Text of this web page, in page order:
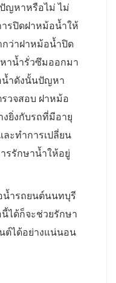
ญหาหรือไม่ ไม่
รปิดฝาหม้อน้ำให้
กว่าฝาหม้อน้ำปิด
าน้ำรั่วซึมออกมา
น้ำดังนั้นปัญหา
วจสอบ ฝาหม้อ
งยิ่งกับรถที่มีอายุ
ะทำการเปลี่ยน
รรักษาน้ำให้อยู่
น้ำรถยนต์นนทบุรี
ได้ก็จะช่วยรักษา
ได้อย่างแน่นอน